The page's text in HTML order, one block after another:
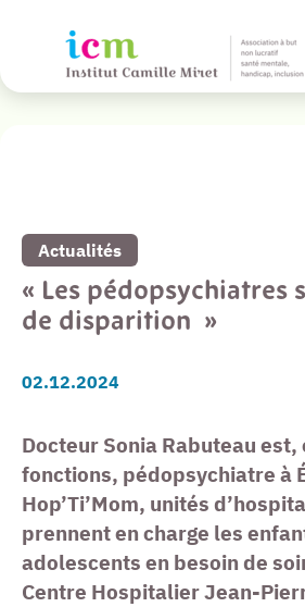
Paramètres
d’accessibilité
Contenu
Pied de page
Revenir à la liste de toutes nos
Actualités
« Les pédopsychiatres
de disparition »
02.12.2024
Docteur Sonia Rabuteau
fonctions, pédopsychiatre à
Hop’Ti’Mom, unités
prennent en charge les
adolescents en besoin de
Centre Hospitalier Jean-